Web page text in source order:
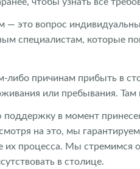
— это вопрос
специалистам, которые
либо причинам прибыть в
или пребывания.
в момент
на это, мы
процесса. Мы стремимся
в столице.